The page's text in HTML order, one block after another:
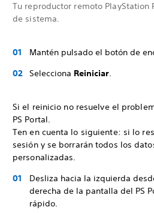
Tu reproductor remoto
de sistema.
Mantén pulsado el botón de
Selecciona Reiniciar.
Si el reinicio no resuelve el
PS Portal.
Ten en cuenta lo siguiente: si lo
sesión y se borrarán todos los
personalizadas.
Desliza hacia la izquierda
derecha de la pantalla del PS
rápido.